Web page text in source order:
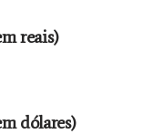
reais)
dólares)